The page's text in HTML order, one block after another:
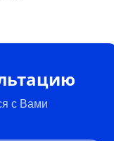
с Вами